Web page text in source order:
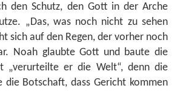
den Schutz, den Gott in der Arche
„Das, was noch nicht zu sehen
sich auf den Regen, der vorher noch
Noah glaubte Gott und baute die
„verurteilte er die Welt“, denn die
die Botschaft, dass Gericht kommen